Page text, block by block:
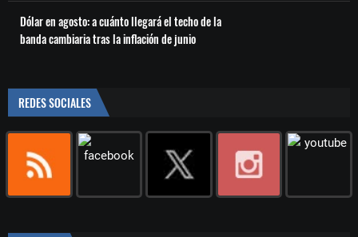
Dólar en agosto: a cuánto llegará el techo de la
banda cambiaria tras la inflación de junio
REDES SOCIALES